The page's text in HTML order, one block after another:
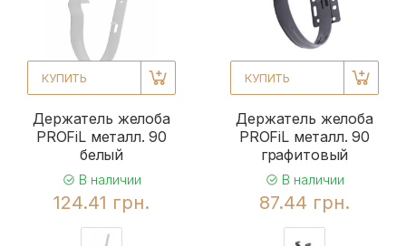
КУПИТЬ
Держатель желоба
PROFiL металл. 90
белый
В наличии
124.41 грн.
КУПИТЬ
Держатель желоба
PROFiL металл. 90
графитовый
В наличии
87.44 грн.